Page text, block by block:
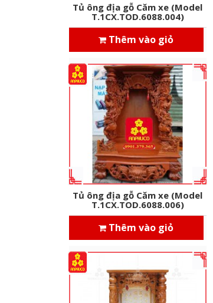
Tủ ông địa gỗ Căm xe (Model
T.1CX.TOD.6088.004)
Thêm vào giỏ
Tủ ông địa gỗ Căm xe (Model
T.1CX.TOD.6088.006)
Thêm vào giỏ